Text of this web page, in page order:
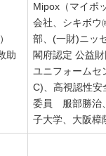
）
助
Mipox（マイポ
会社、シキボウ
部、(一財)ニッ
閣府認定 公益
ユニフォームセ
C)、高視認性
委員 服部勝治
子大学、大阪樟